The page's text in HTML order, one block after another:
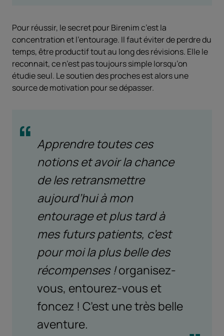
Pour réussir, le secret pour Birenim c’est la
concentration et l’entourage. Il faut éviter de perdre du
temps, être productif tout au long des révisions. Elle le
reconnait, ce n’est pas toujours simple lorsqu’on
étudie seul. Le soutien des proches est alors une
source de motivation pour se dépasser.
Apprendre toutes ces
notions et avoir la chance
de les retransmettre
aujourd’hui à mon
entourage et plus tard à
mes futurs patients, c’est
pour moi la plus belle des
récompenses !organisez-
vous, entourez-vous et
foncez ! C’est une très belle
aventure.